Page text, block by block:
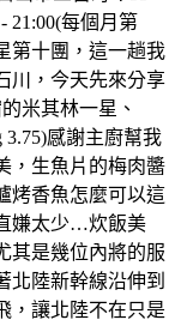
21:00(每個月第
第十團，這一趟我
川，今天先來分享
米其林一星、
3.75)感謝主廚幫我
，生魚片的梅肉醬
烤香魚怎麼可以這
嫌太少…炊飯美
其是幾位內將的服
北陸新幹線沿伸到
，讓北陸不在只是